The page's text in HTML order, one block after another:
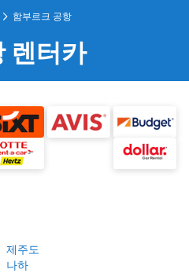
함부르크 공항
렌터카
제주도
나하